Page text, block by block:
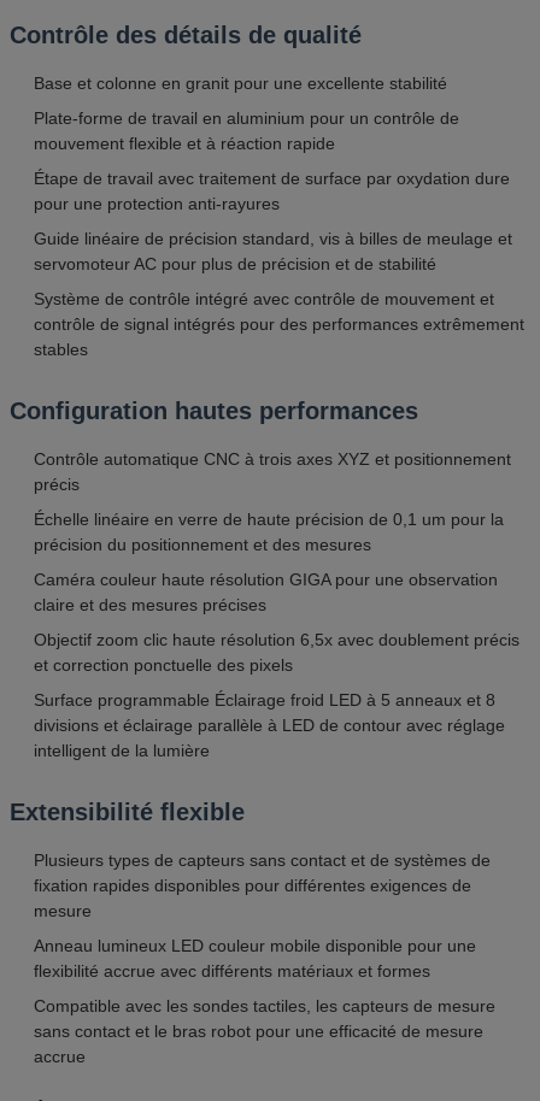
Contrôle des détails de qualité
Base et colonne en granit pour une excellente stabilité
Plate-forme de travail en aluminium pour un contrôle de
mouvement flexible et à réaction rapide
Étape de travail avec traitement de surface par oxydation dure
pour une protection anti-rayures
Guide linéaire de précision standard, vis à billes de meulage et
servomoteur AC pour plus de précision et de stabilité
Système de contrôle intégré avec contrôle de mouvement et
contrôle de signal intégrés pour des performances extrêmement
stables
Configuration hautes performances
Contrôle automatique CNC à trois axes XYZ et positionnement
précis
Échelle linéaire en verre de haute précision de 0,1 um pour la
précision du positionnement et des mesures
Caméra couleur haute résolution GIGA pour une observation
claire et des mesures précises
Objectif zoom clic haute résolution 6,5x avec doublement précis
et correction ponctuelle des pixels
Surface programmable Éclairage froid LED à 5 anneaux et 8
divisions et éclairage parallèle à LED de contour avec réglage
intelligent de la lumière
Extensibilité flexible
Plusieurs types de capteurs sans contact et de systèmes de
fixation rapides disponibles pour différentes exigences de
mesure
Anneau lumineux LED couleur mobile disponible pour une
flexibilité accrue avec différents matériaux et formes
Compatible avec les sondes tactiles, les capteurs de mesure
sans contact et le bras robot pour une efficacité de mesure
accrue